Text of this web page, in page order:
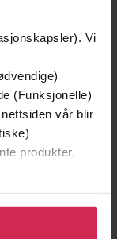
Vi
(Funksjonelle)
vår blir
produkter,
til å
kan også
Lars Monsen